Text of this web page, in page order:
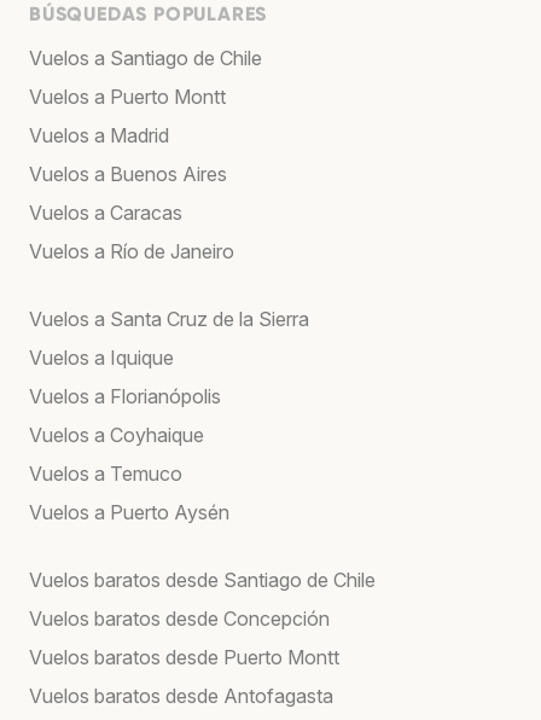
BÚSQUEDAS POPULARES
Vuelos a Santiago de Chile
Vuelos a Puerto Montt
Vuelos a Madrid
Vuelos a Buenos Aires
Vuelos a Caracas
Vuelos a Río de Janeiro
Vuelos a Santa Cruz de la Sierra
Vuelos a Iquique
Vuelos a Florianópolis
Vuelos a Coyhaique
Vuelos a Temuco
Vuelos a Puerto Aysén
Vuelos baratos desde Santiago de Chile
Vuelos baratos desde Concepción
Vuelos baratos desde Puerto Montt
Vuelos baratos desde Antofagasta